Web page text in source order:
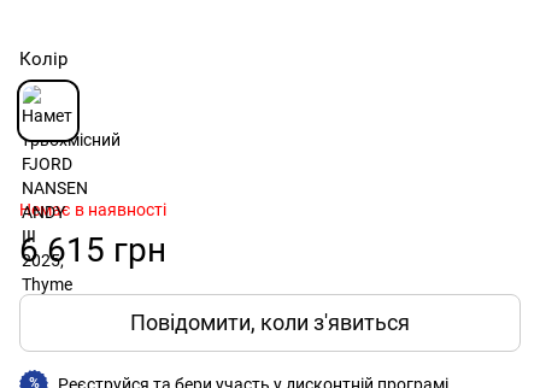
Колір
Немає в наявності
6 615 грн
Повідомити, коли з'явиться
% Реєструйся та бери участь у дисконтній програмі